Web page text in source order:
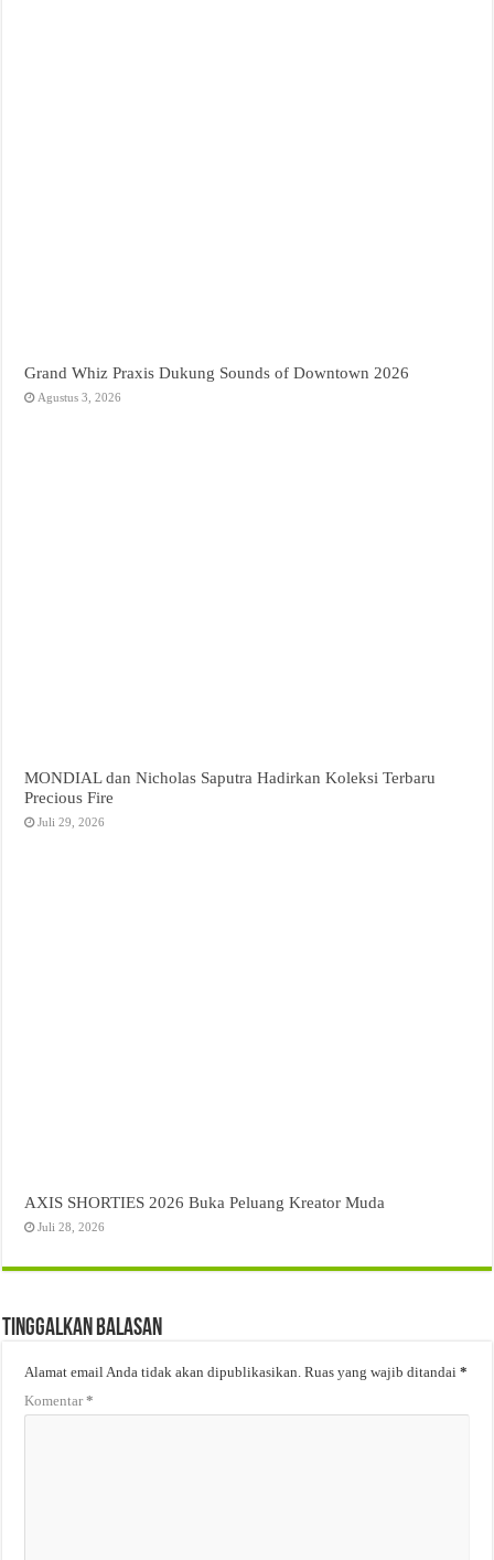
Grand Whiz Praxis Dukung Sounds of Downtown 2026
Agustus 3, 2026
MONDIAL dan Nicholas Saputra Hadirkan Koleksi Terbaru
Precious Fire
Juli 29, 2026
AXIS SHORTIES 2026 Buka Peluang Kreator Muda
Juli 28, 2026
Tinggalkan Balasan
Alamat email Anda tidak akan dipublikasikan. Ruas yang wajib ditandai*
Komentar*